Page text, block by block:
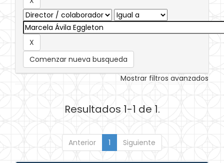
Comenzar nueva busqueda
Mostrar filtros avanzados
Resultados 1-1 de 1.
Anterior 1 Siguiente